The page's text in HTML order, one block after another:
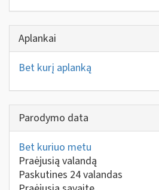
Aplankai
Bet kurį aplanką
Parodymo data
Bet kuriuo metu
Praėjusią valandą
Paskutines 24 valandas